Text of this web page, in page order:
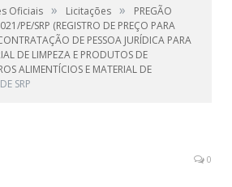
Oficiais » Licitações »
PREGÃO
PE/SRP (REGISTRO DE PREÇO PARA
DE PESSOA JURÍDICA PARA
DE LIMPEZA E PRODUTOS DE
ALIMENTÍCIOS E MATERIAL DE
SRP
0